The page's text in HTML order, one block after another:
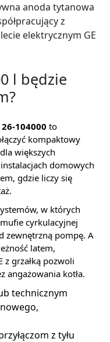
anoda tytanowa
z
elektrycznym GE
l będzie
104000 to
kompaktowy
większych
domowych
gdzie liczy się
w których
cyrkulacyjnej
zewnętrzną pompę. A
latem,
grzałką pozwoli
angażowania kotła.
technicznym
z tyłu